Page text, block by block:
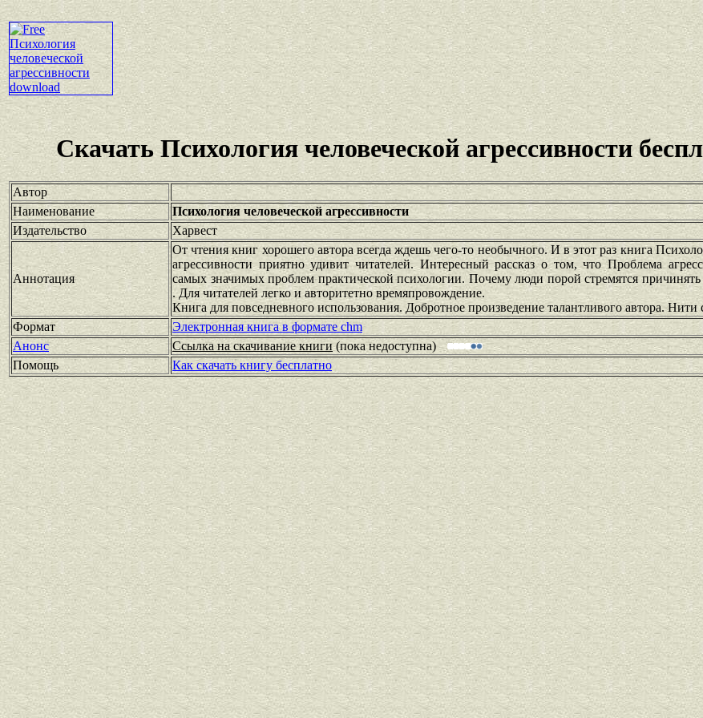
Скачать Психология человеческой агрессивности
Автор
Наименование
Психология человеческой агрессивности
Издательство
Харвест
Аннотация
От чтения книг хорошего автора всегда ждешь чего-то необычного. И в этот раз книга
агрессивности приятно удивит читателей. Интересный рассказ о том, что Проблема
самых значимых проблем практической психологии. Почему люди порой стремятся причинять
. Для читателей легко и авторитетно времяпровождение.
Книга для повседневного использования. Добротное произведение талантливого автора. Нити
Формат
Электронная книга в формате chm
Анонс
Ссылка на скачивание книги(пока недоступна)
Помощь
Как скачать книгу бесплатно